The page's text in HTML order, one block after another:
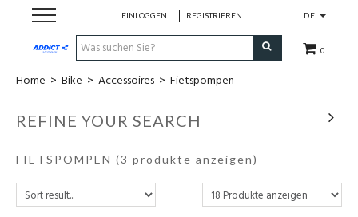
DE
0
EINLOGGEN REGISTRIEREN
Cadeaubon
Loopschoenen
Home > Bike > Accessoires > Fietspompen
REFINE YOUR SEARCH
FIETSPOMPEN (3 produkte anzeigen)